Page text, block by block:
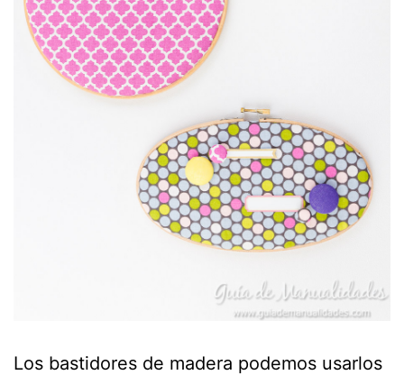
Los bastidores de madera podemos usarlos